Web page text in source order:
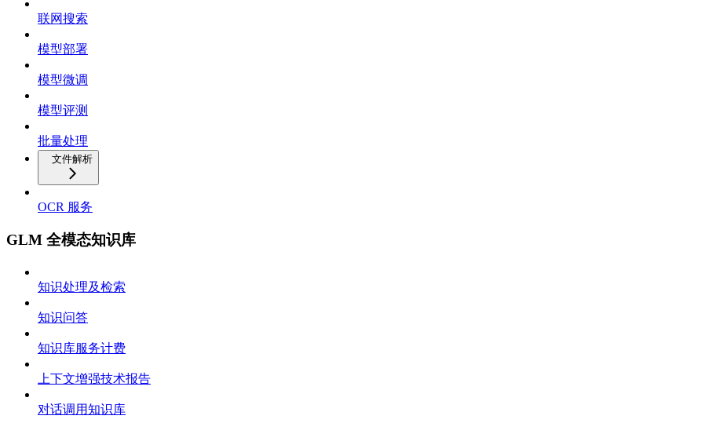
联网搜索
模型部署
模型微调
模型评测
批量处理
文件解析
OCR 服务
GLM 全模态知识库
知识处理及检索
知识问答
知识库服务计费
上下文增强技术报告
对话调用知识库